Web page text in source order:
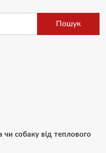
Пошук
чи собаку від теплового